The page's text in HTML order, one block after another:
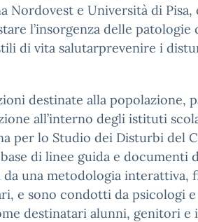
Nordovest e Università di
l’insorgenza delle
di vita salutarprevenire i
destinate alla popolazione,
all’interno degli istituti
per lo Studio dei Disturbi del
di linee guida e documenti
una metodologia interattiva,
e sono condotti da psicologi
destinatari alunni, genitori e